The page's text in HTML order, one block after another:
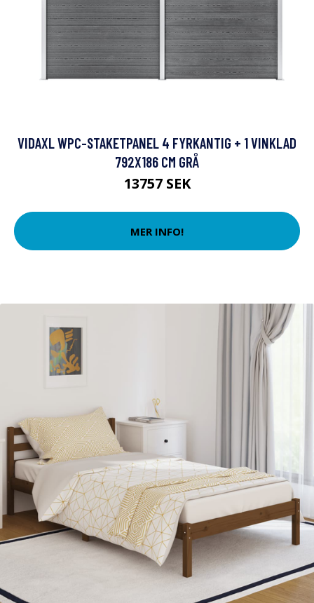
VIDAXL WPC-STAKETPANEL 4 FYRKANTIG + 1 VINKLAD
792X186 CM GRÅ
13757 SEK
MER INFO!